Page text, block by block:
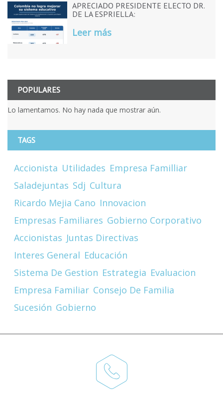
APRECIADO PRESIDENTE ELECTO DR.
DE LA ESPRIELLA:
Leer más
POPULARES
Lo lamentamos. No hay nada que mostrar aún.
TAGS
Accionista Utilidades Empresa Familliar
Saladejuntas Sdj Cultura
Ricardo Mejia Cano Innovacion
Empresas Familiares Gobierno Corporativo
Accionistas Juntas Directivas
Interes General Educación
Sistema De Gestion Estrategia Evaluacion
Empresa Familiar Consejo De Familia
Sucesión Gobierno